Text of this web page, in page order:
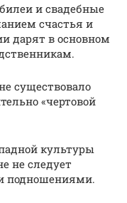
и свадебные
счастья и
дарят в основном
существовало
«чертовой
культуры
не следует
подношениями.